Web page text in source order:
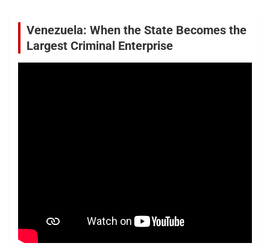
Venezuela: When the State Becomes the
Largest Criminal Enterprise